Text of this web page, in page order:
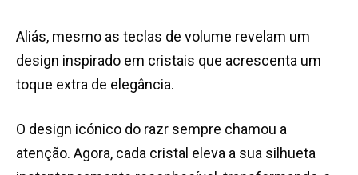
Aliás, mesmo as teclas de volume revelam um
design inspirado em cristais que acrescenta um
toque extra de elegância.
O design icónico do razr sempre chamou a
atenção. Agora, cada cristal eleva a sua silhueta